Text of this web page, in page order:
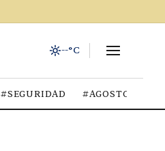
--°C
#SEGURIDAD #AGOSTO2026